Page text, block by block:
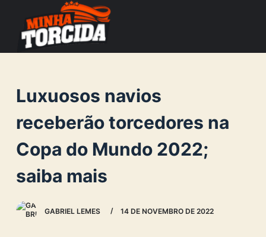
o
n
e
Luxuosos navios
receberão torcedores na
Copa do Mundo 2022;
saiba mais
GABRIEL LEMES 14 DE NOVEMBRO DE 2022